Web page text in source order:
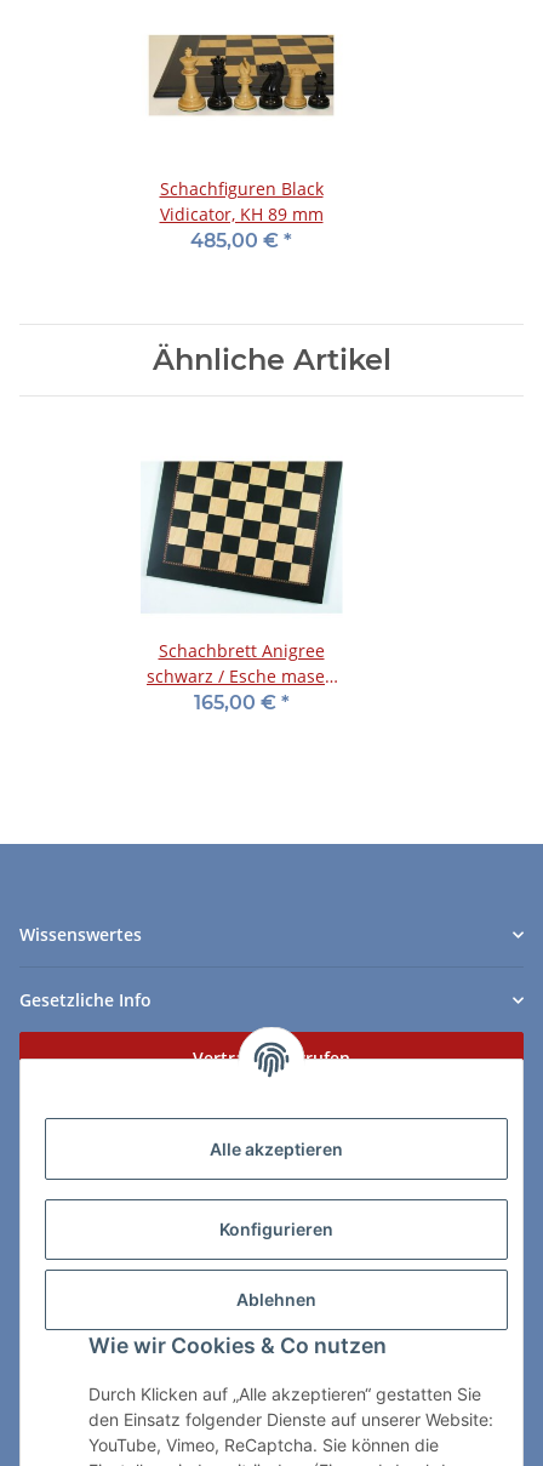
Alle akzeptieren
Konfigurieren
Ablehnen
Wie wir Cookies & Co nutzen
Durch Klicken auf „Alle akzeptieren“ gestatten Sie
den Einsatz folgender Dienste auf unserer Website:
YouTube, Vimeo, ReCaptcha. Sie können die
Schachfiguren Black
Vidicator, KH 89 mm
485,00 € *
Ähnliche Artikel
Schachbrett Anigree
schwarz / Esche maser,
FG 55 mm
165,00 € *
Wissenswertes
Gesetzliche Info
Vertrag widerrufen
ChessWare Schachversand
89264 Weissenhorn
Telefon: 0 7309 / 7999